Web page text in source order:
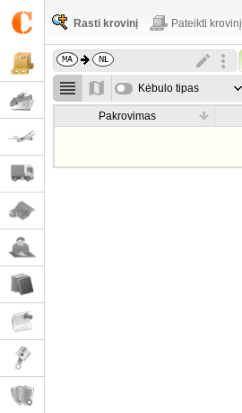
Rasti krovinį Pateikti krovinį
Kėbulo tipas
Pakrovimas